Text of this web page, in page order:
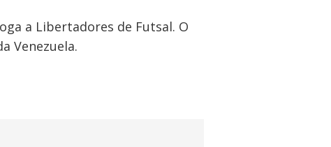
a Libertadores de Futsal. O
Venezuela.